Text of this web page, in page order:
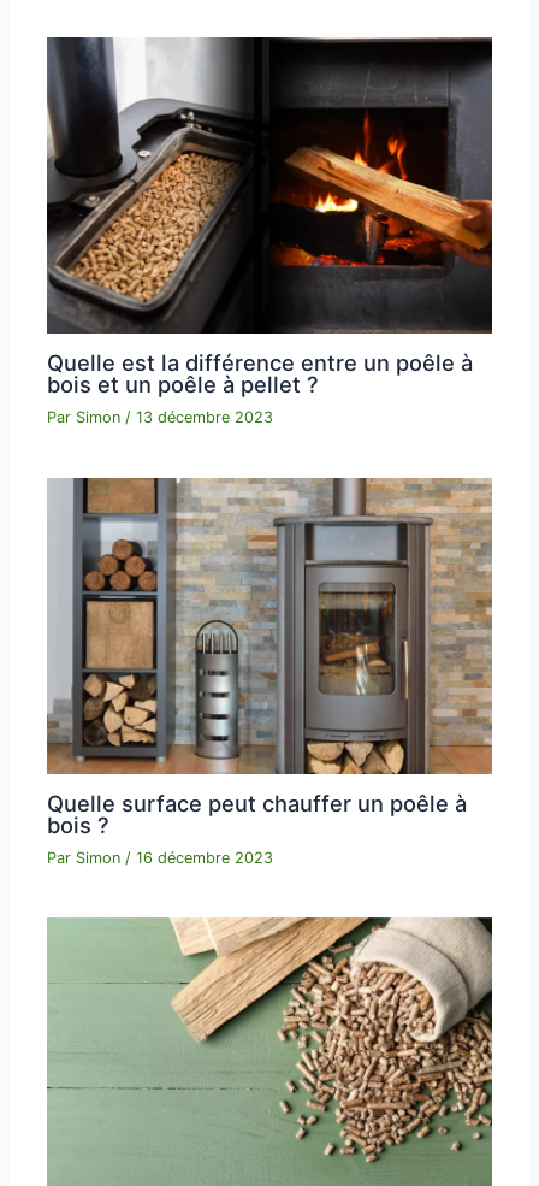
Quelle est la différence entre un poêle à
bois et un poêle à pellet ?
Par Simon /13 décembre 2023
Quelle surface peut chauffer un poêle à
bois ?
Par Simon /16 décembre 2023